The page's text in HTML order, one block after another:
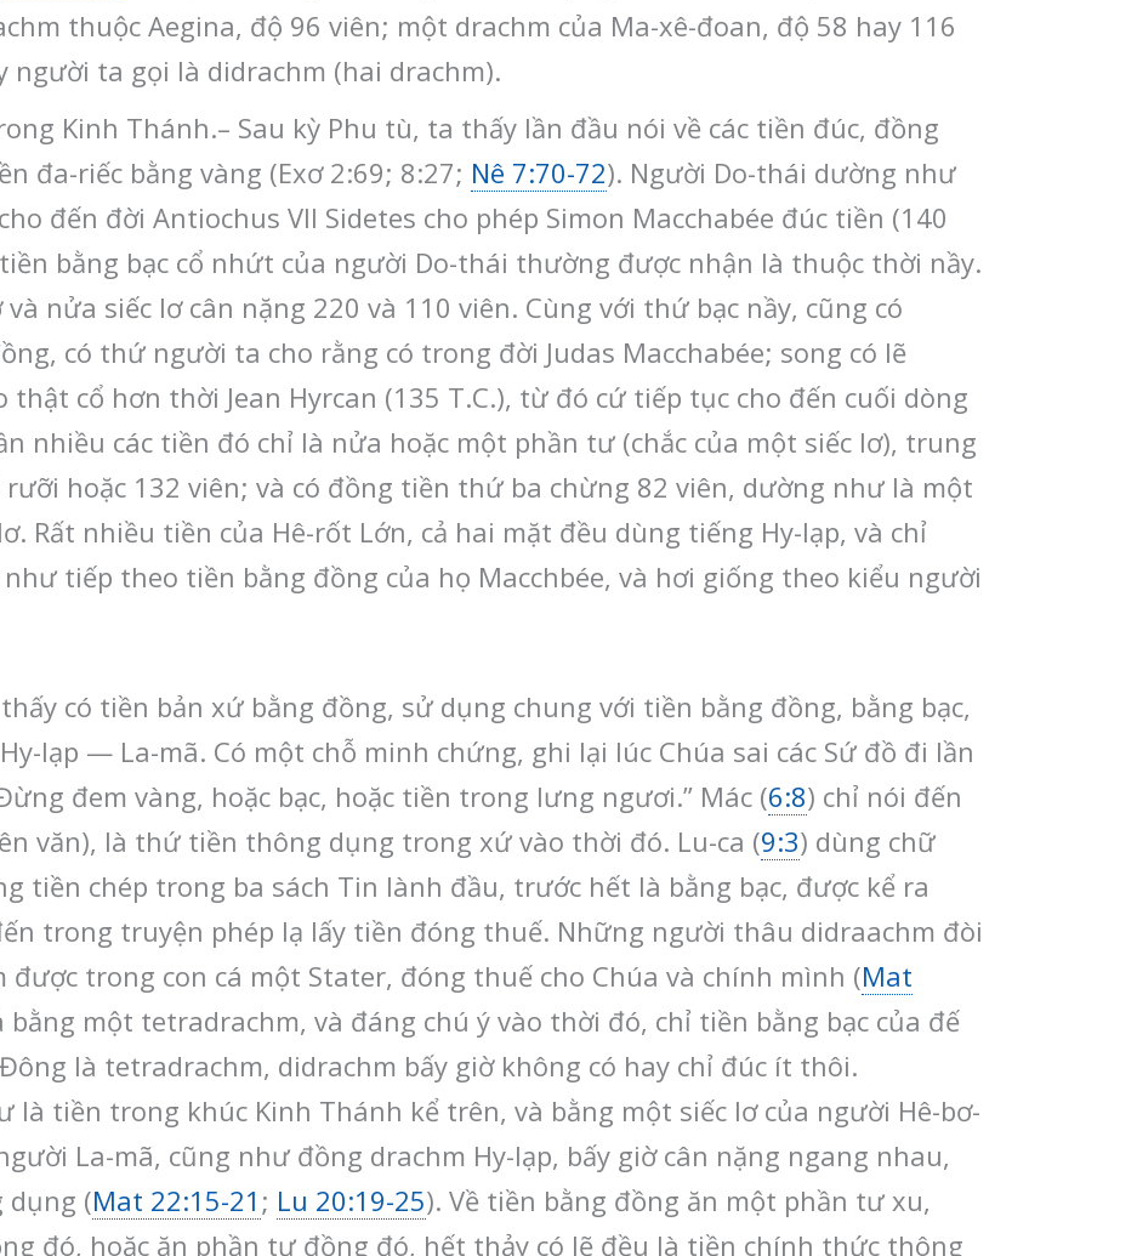
thuộc Aegina, độ 96 viên; một drachm của Ma-xê-đoan, độ 58 hay 116
người ta gọi là didrachm (hai drachm).
Kinh Thánh.– Sau kỳ Phu tù, ta thấy lần đầu nói về các tiền đúc, đồng
đa-riếc bằng vàng (Exơ 2:69; 8:27; Nê 7:70-72). Người Do-thái dường như
đến đời Antiochus VII Sidetes cho phép Simon Macchabée đúc tiền (140
bằng bạc cổ nhứt của người Do-thái thường được nhận là thuộc thời nầy.
nửa siếc lơ cân nặng 220 và 110 viên. Cùng với thứ bạc nầy, cũng có
có thứ người ta cho rằng có trong đời Judas Macchabée; song có lẽ
thật cổ hơn thời Jean Hyrcan (135 T.C.), từ đó cứ tiếp tục cho đến cuối dòng
nhiều các tiền đó chỉ là nửa hoặc một phần tư (chắc của một siếc lơ), trung
hoặc 132 viên; và có đồng tiền thứ ba chừng 82 viên, dường như là một
Rất nhiều tiền của Hê-rốt Lớn, cả hai mặt đều dùng tiếng Hy-lạp, và chỉ
tiếp theo tiền bằng đồng của họ Macchbée, và hơi giống theo kiểu người
có tiền bản xứ bằng đồng, sử dụng chung với tiền bằng đồng, bằng bạc,
lạp — La-mã. Có một chỗ minh chứng, ghi lại lúc Chúa sai các Sứ đồ đi lần
đem vàng, hoặc bạc, hoặc tiền trong lưng ngươi.” Mác (6:8) chỉ nói đến
văn), là thứ tiền thông dụng trong xứ vào thời đó. Lu-ca (9:3) dùng chữ
tiền chép trong ba sách Tin lành đầu, trước hết là bằng bạc, được kể ra
trong truyện phép lạ lấy tiền đóng thuế. Những người thâu didraachm đòi
được trong con cá một Stater, đóng thuế cho Chúa và chính mình (Mat
bằng một tetradrachm, và đáng chú ý vào thời đó, chỉ tiền bằng bạc của đế
là tetradrachm, didrachm bấy giờ không có hay chỉ đúc ít thôi.
là tiền trong khúc Kinh Thánh kể trên, và bằng một siếc lơ của người Hê-bơ-
La-mã, cũng như đồng drachm Hy-lạp, bấy giờ cân nặng ngang nhau,
dụng (Mat 22:15-21 ; Lu 20:19-25). Về tiền bằng đồng ăn một phần tư xu,
đó, hoặc ăn phần tư đồng đó, hết thảy có lẽ đều là tiền chính thức thông